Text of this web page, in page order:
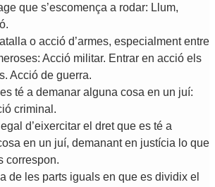
que s’escomença a rodar: Llum,
.
o acció d’armes, especialment entre
: Acció militar. Entrar en acció els
. Acció de guerra.
es té a demanar alguna cosa en un juí:
criminal .
llegal d’eixercitar el dret que es té a
en un juí, demanant en justícia lo que
correspon.
de les parts iguals en que es dividix el